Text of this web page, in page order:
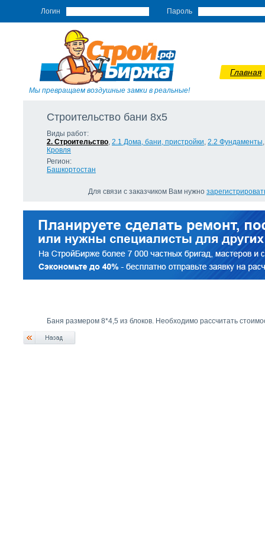
Логин Пароль
Мы превращаем воздушные замки в реальные!
Главная
Строительство бани 8х5
Виды работ:
2. Строительство, 2.1 Дома, бани, пристройки, 2.2 Фундаменты
Кровля
Регион:
Башкортостан
Для связи с заказчиком Вам нужно
Баня размером 8*4,5 из блоков. Необходимо рассчитать